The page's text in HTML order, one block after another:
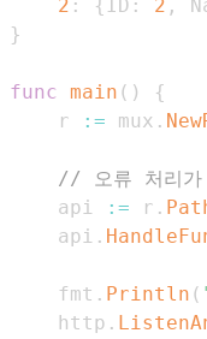
2 : { ID : 2 ,
}
func main ( )
{
	r
:= mux .
// 오류 처리
	api
:= r .
	api
.
	fmt
. Println (
	http
.